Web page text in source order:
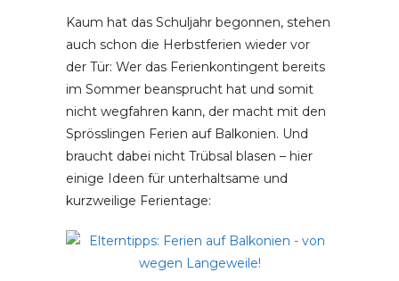
Kaum hat das Schuljahr begonnen, stehen
auch schon die Herbstferien wieder vor
der Tür: Wer das Ferienkontingent bereits
im Sommer beansprucht hat und somit
nicht wegfahren kann, der macht mit den
Sprösslingen Ferien auf Balkonien. Und
braucht dabei nicht Trübsal blasen – hier
einige Ideen für unterhaltsame und
kurzweilige Ferientage: